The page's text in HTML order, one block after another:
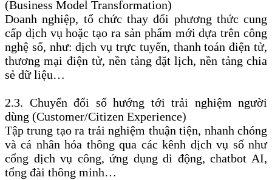
(Business Model Transformation)
Doanh nghiệp, tổ chức thay đổi phương thức cung
cấp dịch vụ hoặc tạo ra sản phẩm mới dựa trên công
nghệ số, như: dịch vụ trực tuyến, thanh toán điện tử,
thương mại điện tử, nền tảng đặt lịch, nền tảng chia
sẻ dữ liệu…
2.3. Chuyển đổi số hướng tới trải nghiệm người
dùng (Customer/Citizen Experience)
Tập trung tạo ra trải nghiệm thuận tiện, nhanh chóng
và cá nhân hóa thông qua các kênh dịch vụ số như
cổng dịch vụ công, ứng dụng di động, chatbot AI,
tổng đài thông minh…